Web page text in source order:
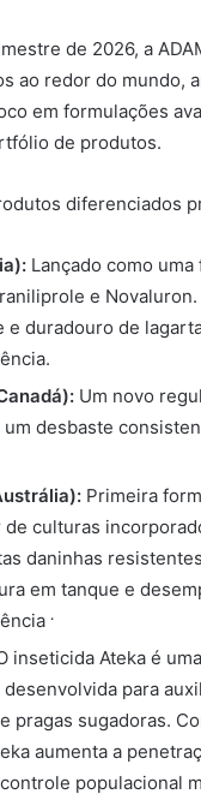
de 2026, a
ao redor do mundo,
em formulações
de produtos.
diferenciados
Lançado como
e
duradouro de
Um novo
desbaste
Primeira
culturas
daninhas
em tanque e
.
inseticida Ateka é
para
pragas sugadoras.
aumenta a
populacional